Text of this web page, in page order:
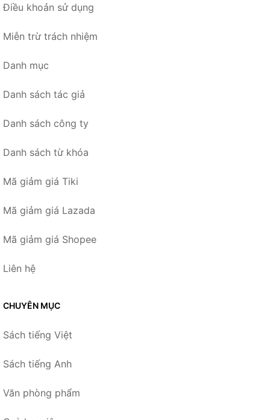
Điều khoản sử dụng
Miễn trừ trách nhiệm
Danh mục
Danh sách tác giả
Danh sách công ty
Danh sách từ khóa
Mã giảm giá Tiki
Mã giảm giá Lazada
Mã giảm giá Shopee
Liên hệ
CHUYÊN MỤC
Sách tiếng Việt
Sách tiếng Anh
Văn phòng phẩm